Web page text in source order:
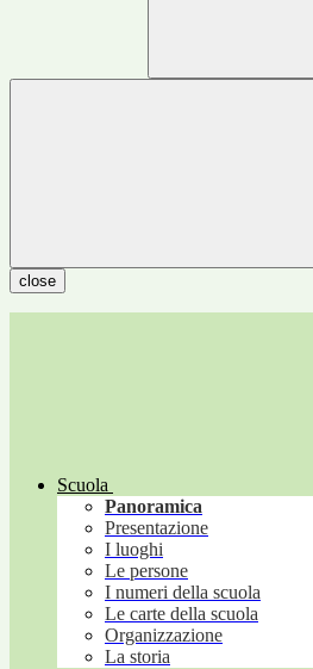
close
Scuola
Panoramica
Presentazione
I luoghi
Le persone
I numeri della scuola
Le carte della scuola
Organizzazione
La storia